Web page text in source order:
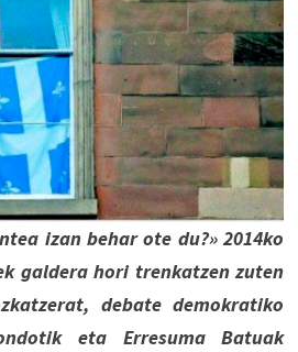
izan behar ote du?» 2014ko
galdera hori trenkatzen zuten
debate demokratiko
eta Erresuma Batuak